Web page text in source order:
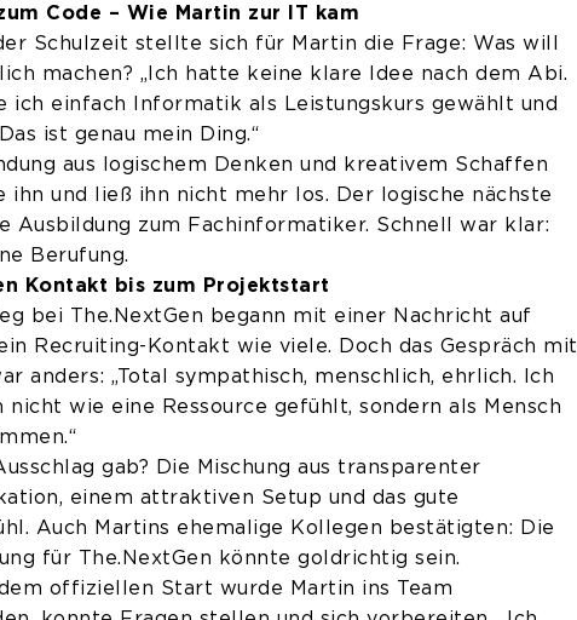
Code – Wie Martin zur IT kam
Schulzeit stellte sich für Martin die Frage: Was will
machen? „Ich hatte keine klare Idee nach dem Abi.
ich einfach Informatik als Leistungskurs gewählt und
ist genau mein Ding.“
aus logischem Denken und kreativem Schaffen
ihn und ließ ihn nicht mehr los. Der logische nächste
Ausbildung zum Fachinformatiker. Schnell war klar:
Berufung.
Kontakt bis zum Projektstart
bei The.NextGen begann mit einer Nachricht auf
Recruiting-Kontakt wie viele. Doch das Gespräch mit
anders: „Total sympathisch, menschlich, ehrlich. Ich
nicht wie eine Ressource gefühlt, sondern als Mensch
gab? Die Mischung aus transparenter
einem attraktiven Setup und das gute
Auch Martins ehemalige Kollegen bestätigten: Die
für The.NextGen könnte goldrichtig sein.
offiziellen Start wurde Martin ins Team